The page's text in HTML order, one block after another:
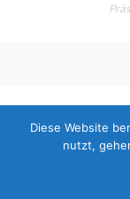
Diese Website
nutzt,